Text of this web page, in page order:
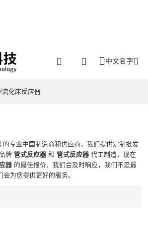
中文名字
流化床反应器
的专业中国制造商和供应商，我们提供定制批发
牌管式反应器 和管式反应器 代工制造，现在
器 的最佳报价，我们会及时响应，我们不是最
会为您提供更好的服务。